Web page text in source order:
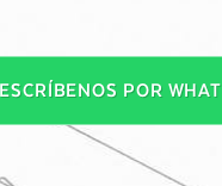
ESCRÍBENOS POR